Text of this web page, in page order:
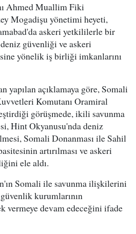
Ahmed Muallim Fiki
Mogadişu yönetimi heyeti,
askeri yetkililerle bir
güvenliği ve askeri
yönelik iş birliği imkanlarını
yapılan açıklamaya göre, Somali
Komutanı Oramiral
görüşmede, ikili savunma
Hint Okyanusu'nda deniz
Somali Donanması ile Sahil
artırılması ve askeri
ele aldı.
Somali ile savunma ilişkilerini
kurumlarının
vermeye devam edeceğini ifade